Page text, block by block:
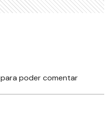
para poder comentar